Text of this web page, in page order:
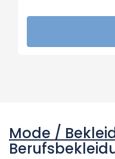
Mode /